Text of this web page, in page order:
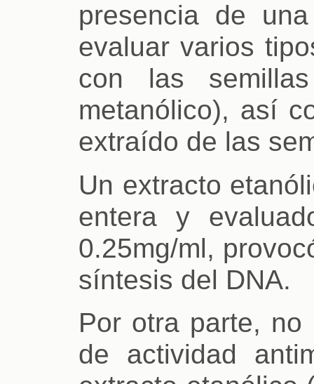
presencia de
evaluar varios
con las
metanólico), así
extraído de las
Un extracto
entera y
0.25mg/ml,
síntesis del DNA.
Por otra parte,
de actividad